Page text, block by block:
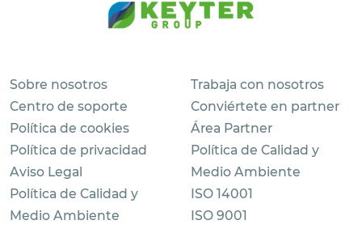
Sobre nosotros
Centro de soporte
Política de cookies
Política de privacidad
Aviso Legal
Política de Calidad y
Medio Ambiente
Trabaja con nosotros
Conviértete en partner
Área Partner
Política de Calidad y
Medio Ambiente
ISO 14001
ISO 9001